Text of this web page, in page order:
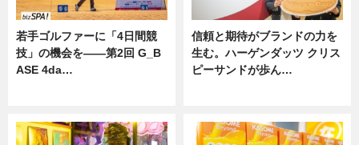
若手ゴルファーに「4日間競
技」の機会を——第2回 G_B
ASE 4da…
信頼と期待がブランドの力を
生む。ハーゲンダッツ クリス
ピーサンドが歩ん…